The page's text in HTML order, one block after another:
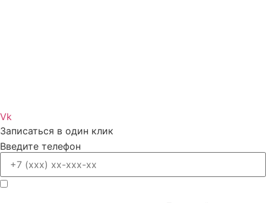
Vk
Записаться в один клик
Введите телефон